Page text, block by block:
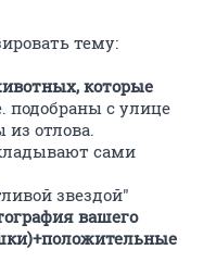
тему:
которые
подобраны с улице
отлова.
сами
звездой"
вашего